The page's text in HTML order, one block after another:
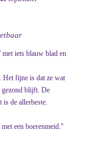
iets blauw blad en
Het fijne is dat ze wat
gezond blijft. De
de allerbeste.
een boerenmeid."